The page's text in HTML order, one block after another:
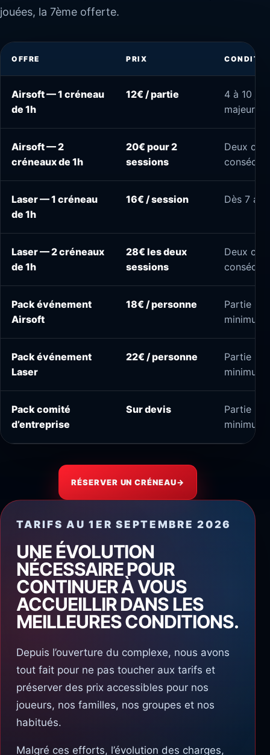
jouées, la 7ème offerte.
OFFRE PRIX
Airsoft — 1 créneau
de 1h
12€ / partie
4 à 10
majeurs
Airsoft — 2
créneaux de 1h
20€ pour 2
sessions
Deux
Laser — 1 créneau
de 1h
16€ / session Dès 7
Laser — 2 créneaux
de 1h
28€ les deux
sessions
Deux
Pack événement
Airsoft
18€ / personne
Partie
minimum
Pack événement
Laser
22€ / personne
Partie
minimum
Pack comité
d’entreprise
Sur devis
Partie
minimum
RÉSERVER UN CRÉNEAU→
TARIFS AU 1ER SEPTEMBRE 2026
UNE ÉVOLUTION
NÉCESSAIRE POUR
CONTINUER À VOUS
ACCUEILLIR DANS LES
MEILLEURES CONDITIONS.
Depuis l’ouverture du complexe, nous avons
tout fait pour ne pas toucher aux tarifs et
préserver des prix accessibles pour nos
joueurs, nos familles, nos groupes et nos
habitués.
Malgré ces efforts, l’évolution des charges,